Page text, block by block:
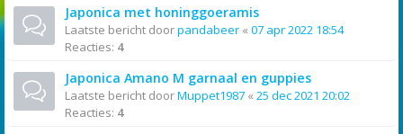
Japonica met honinggoeramis
Laatste bericht doorpandabeer « 07 apr 2022 18:54
Reacties: 4
Japonica Amano M garnaal en guppies
Laatste bericht doorMuppet1987 « 25 dec 2021 20:02
Reacties: 4